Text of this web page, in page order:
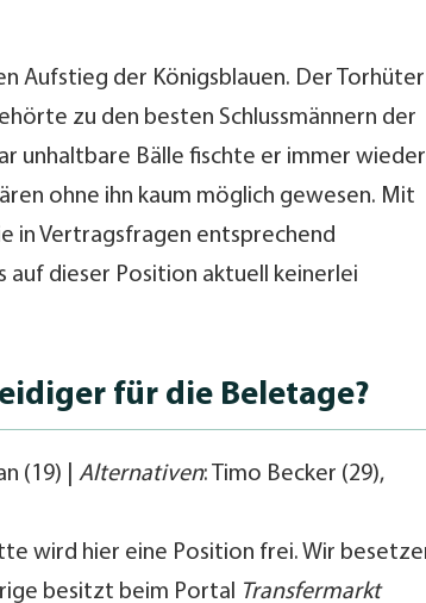
Aufstieg der Königsblauen. Der Torhüter
zu den besten Schlussmännern der
unhaltbare Bälle fischte er immer wieder
ohne ihn kaum möglich gewesen. Mit
in Vertragsfragen entsprechend
auf dieser Position aktuell keinerlei
für die Beletage?
(19) | Alternativen: Timo Becker (29),
wird hier eine Position frei. Wir
besitzt beim Portal Transfermarkt